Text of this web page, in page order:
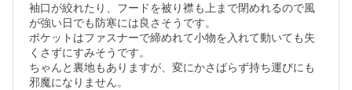
袖口が絞れたり、フードを被り襟も上まで閉めれるので風
が強い日でも防寒には良さそうです。
ポケットはファスナーで締めれて小物を入れて動いても失
くさずにすみそうです。
ちゃんと裏地もありますが、変にかさばらず持ち運びにも
邪魔になりません。